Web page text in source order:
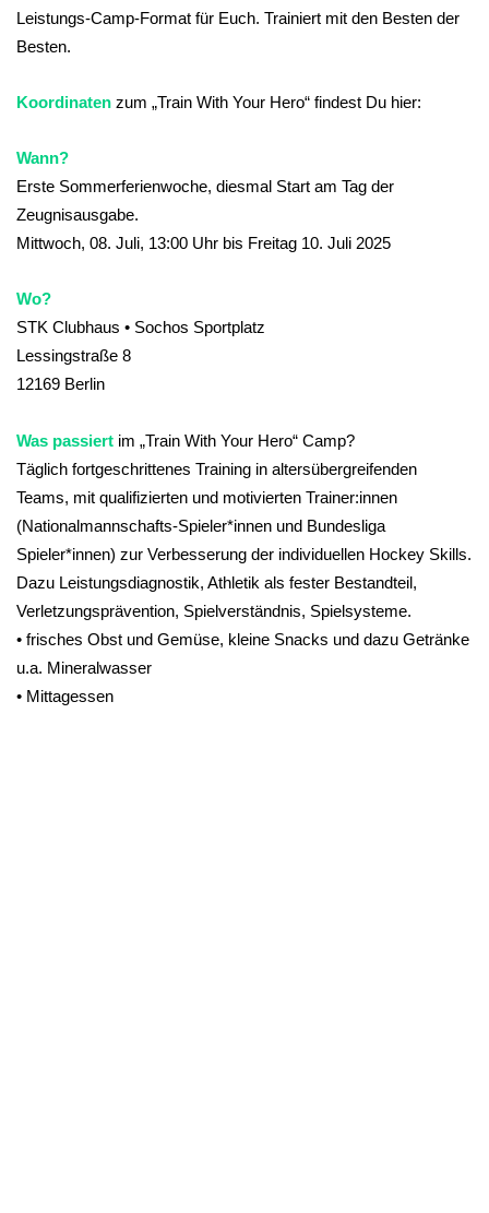
Leistungs-Camp-Format für Euch. Trainiert mit den Besten der
Besten.
Koordinaten zum „Train With Your Hero“ findest Du hier:
Wann?
Erste Sommerferienwoche, diesmal Start am Tag der
Zeugnisausgabe.
Mittwoch, 08. Juli, 13:00 Uhr bis Freitag 10. Juli 2025
Wo?
STK Clubhaus • Sochos Sportplatz
Lessingstraße 8
12169 Berlin
Was passiert im „Train With Your Hero“ Camp?
Täglich fortgeschrittenes Training in altersübergreifenden
Teams, mit qualifizierten und motivierten Trainer:innen
(Nationalmannschafts-Spieler*innen und Bundesliga
Spieler*innen) zur Verbesserung der individuellen Hockey Skills.
Dazu Leistungsdiagnostik, Athletik als fester Bestandteil,
Verletzungsprävention, Spielverständnis, Spielsysteme.
• frisches Obst und Gemüse, kleine Snacks und dazu Getränke
u.a. Mineralwasser
• Mittagessen